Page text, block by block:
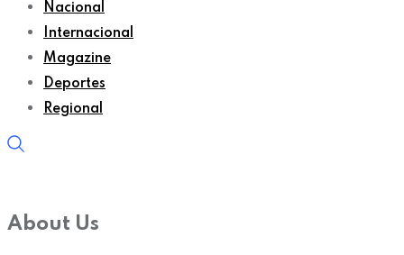
Nacional
Internacional
Magazine
Deportes
Regional
About Us